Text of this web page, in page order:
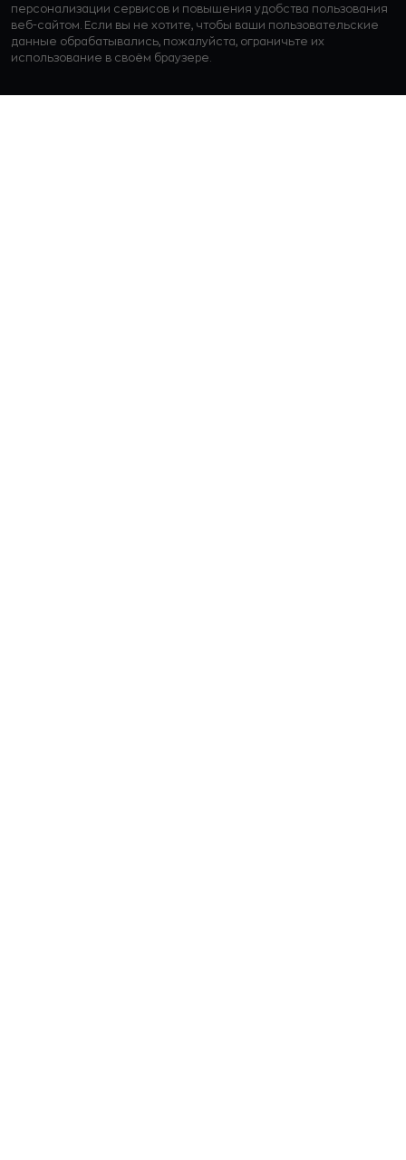
персонализации сервисов и повышения удобства пользования
веб-сайтом. Если вы не хотите, чтобы ваши пользовательские
данные обрабатывались, пожалуйста, ограничьте их
использование в своём браузере.